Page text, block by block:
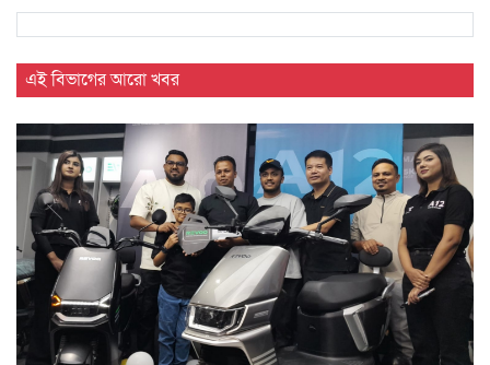
এই বিভাগের আরো খবর